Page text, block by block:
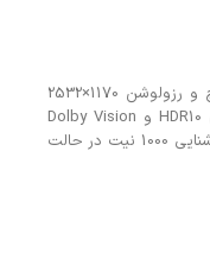
آیفون 13 پرو با نمایشگر Super Retina XDR OLED عرضه شده است. این نمایشگر با اندازه 6.1 اینچ و رزولوشن 1170×2532
پیکسل، تجربه‌ای بی‌نظیر از نمایش تصاویر با کیفیت فوق‌العاده بالا را به ارمغان می‌آورد. ویژگی‌های HDR10 و Dolby Vision
همراه با نرخ تازه‌سازی 120 هرتز، تصاویر زنده و پویایی را به نمایش می‌گذارد. همچنین، با داشتن روشنایی 1000 نیت در حالت